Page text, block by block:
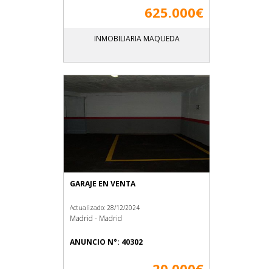
625.000€
INMOBILIARIA MAQUEDA
GARAJE EN VENTA
Actualizado: 28/12/2024
Madrid - Madrid
ANUNCIO N°: 40302